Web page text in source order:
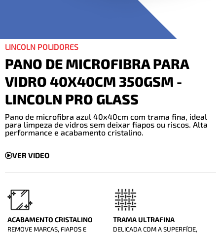
LINCOLN POLIDORES
PANO DE MICROFIBRA PARA
VIDRO 40X40CM 350GSM -
LINCOLN PRO GLASS
Pano de microfibra azul 40x40cm com trama fina, ideal
para limpeza de vidros sem deixar fiapos ou riscos. Alta
performance e acabamento cristalino.
VER VIDEO
ACABAMENTO CRISTALINO
REMOVE MARCAS, FIAPOS E
TRAMA ULTRAFINA
DELICADA COM A SUPERFÍCIE,